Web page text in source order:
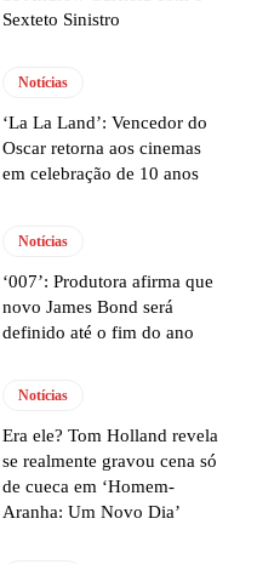
Sexteto Sinistro
Notícias
‘La La Land’: Vencedor do
Oscar retorna aos cinemas
em celebração de 10 anos
Notícias
‘007’: Produtora afirma que
novo James Bond será
definido até o fim do ano
Notícias
Era ele? Tom Holland revela
se realmente gravou cena só
de cueca em ‘Homem-
Aranha: Um Novo Dia’